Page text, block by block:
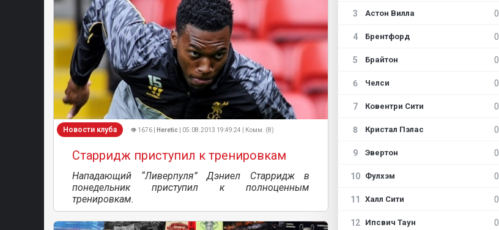
Новости клуба 👁 1676 | Heretic | 05.08.2013 19:49:24 | Комм. (8)
Старридж приступил к тренировкам
Нападающий “Ливерпуля” Дэниел Старридж в
понедельник приступил к полноценным
тренировкам.
3 Астон Вилла 0
4 Брентфорд 0
5 Брайтон 0
6 Челси 0
7 Ковентри Сити 0
8 Кристал Пэлас 0
9 Эвертон 0
10 Фулхэм 0
11 Халл Сити 0
12 Ипсвич Таун 0